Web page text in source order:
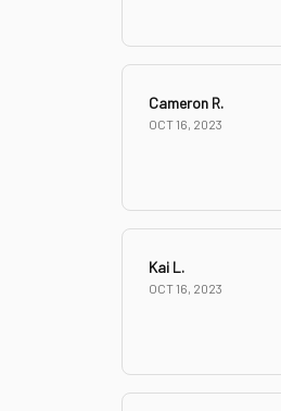
Cameron R.
OCT 16, 2023
Kai L.
OCT 16, 2023